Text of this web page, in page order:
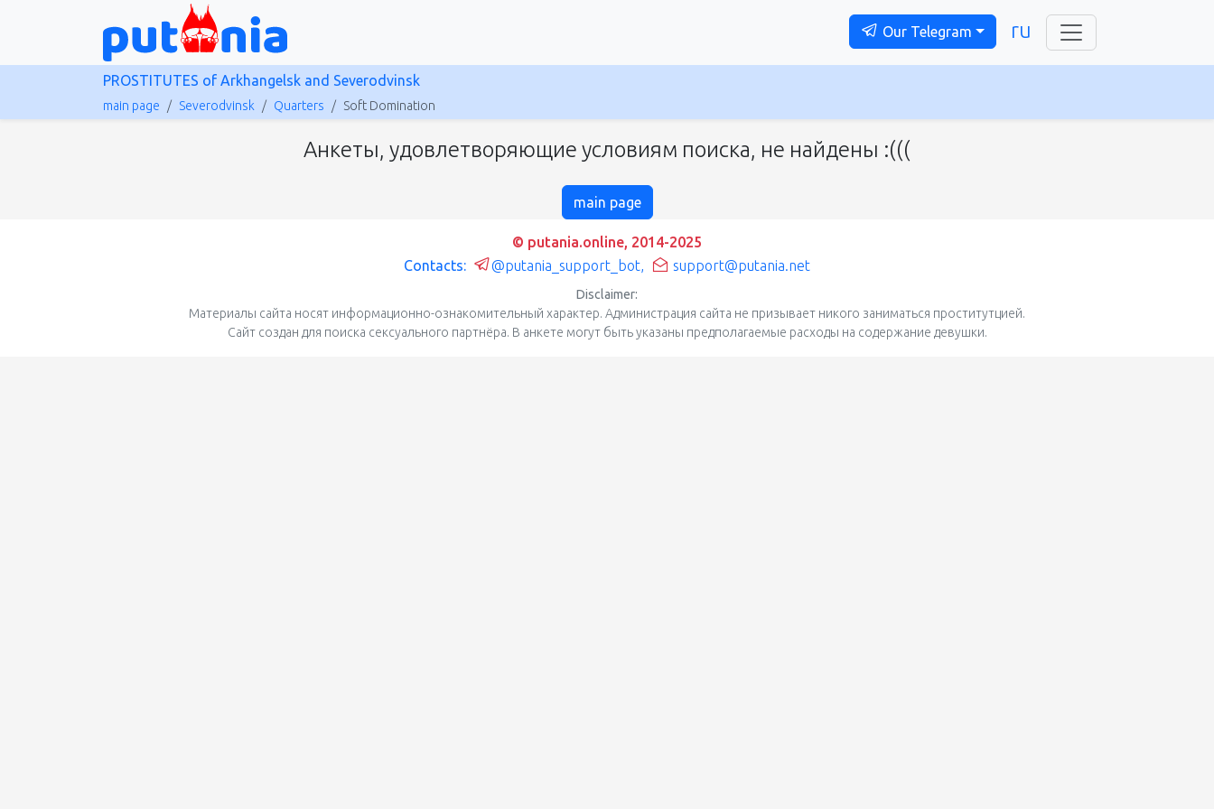
Our Telegram ru
PROSTITUTES of Arkhangelsk and Severodvinsk
main page Severodvinsk Quarters Soft Domination
Анкеты, удовлетворяющие условиям поиска, не найдены :(((
main page
© putania.online, 2014-2025
Contacts:
@putania_support_bot, support@putania.net
Disclaimer:
Материалы сайта носят информационно-ознакомительный характер. Администрация сайта не призывает никого заниматься проститутцией.
Сайт создан для поиска сексуального партнёра. В анкете могут быть указаны предполагаемые расходы на содержание девушки.